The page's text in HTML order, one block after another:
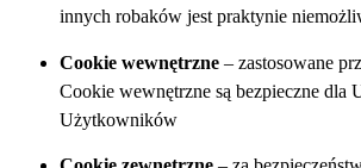
innych robaków jest praktynie
Cookie wewnętrzne – zastosowane
Cookie wewnętrzne są bezpieczne dla
Użytkowników